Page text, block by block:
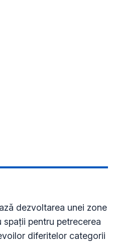
dezvoltarea unei zone
pentru petrecerea
diferitelor categorii